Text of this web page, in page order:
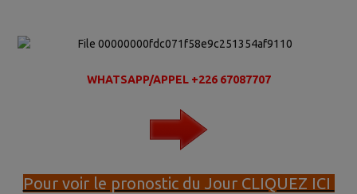
WHATSAPP/APPEL +226 67087707
Pour voir le pronostic du Jour CLIQUEZ ICI